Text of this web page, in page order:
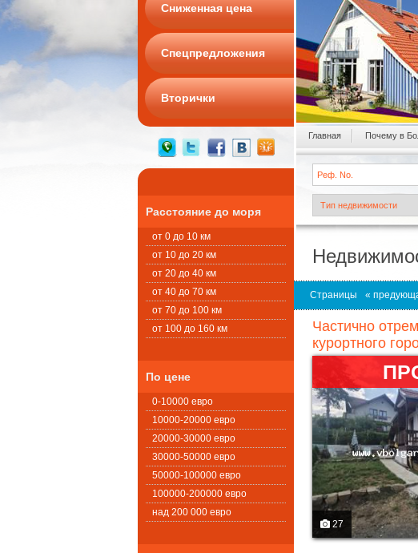
Сниженная цена
Спецпредложения
Вторички
Расстояние до моря
от 0 до 10 км
от 10 до 20 км
от 20 до 40 км
от 40 до 70 км
от 70 до 100 км
от 100 до 160 км
По цене
0-10000 евро
10000-20000 евро
20000-30000 евро
30000-50000 евро
50000-100000 евро
100000-200000 евро
над 200 000 евро
Главная Почему в
Страницы «
Частично
курортного
27